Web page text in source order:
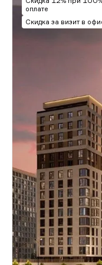
Проектная
Проектная
Проектная
Проектная
Проектная
Проектная
Проектная
Проектная
Проектная
Проектная
Проектная
Проектная
Проектная
Проектная
Проектная
Проектная
Проектная
Проектная
Проектная
Проектная
Проектная
Проектная
Проектная
Проектная
Проектная
Проектная
оплате
Скидка за визит в